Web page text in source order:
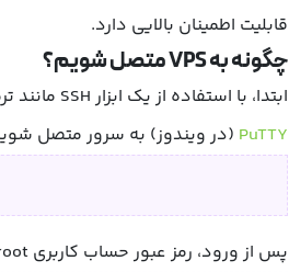
قابلیت اطمینان بالایی دارد.
چگونه به VPS متصل شویم؟
ابتدا، با استفاده از یک ابزار SSH مانند
PuTTY (در ویندوز) به سرور متصل شوید.
پس از ورود، رمز عبور حساب کاربری root را تغییر دهید: